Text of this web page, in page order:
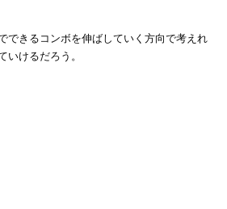
できるコンボを伸ばしていく方向で考えれ
いけるだろう。